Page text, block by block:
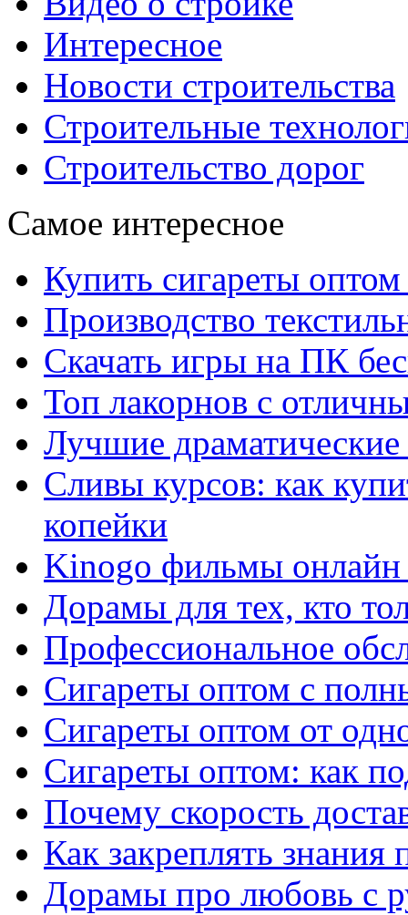
Интересное
Новости строительства
Строительные
Строительство дорог
Самое интересное
Купить сигареты
Производство
Скачать игры на ПК
Топ лакорнов с
Лучшие
Сливы курсов: как
копейки
Kinogo фильмы онлайн
Дорамы для тех, кто
Профессиональное
Сигареты оптом с
Сигареты оптом от
Сигареты оптом: как
Почему скорость
Как закреплять знания
Дорамы про любовь с